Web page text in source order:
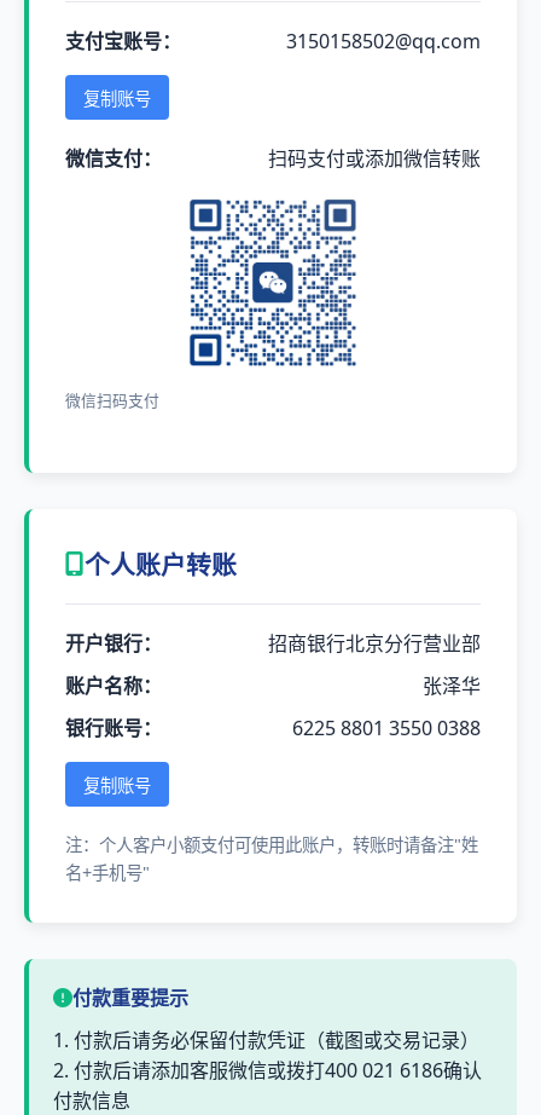
支付宝账号： 3150158502@qq.com
复制账号
微信支付： 扫码支付或添加微信转账
微信扫码支付
个人账户转账
开户银行：
招商银行北京分行营业部
账户名称：
张泽华
银行账号：
6225 8801 3550 0388
复制账号
注：个人客户小额支付可使用此账户，转账时请备注"姓
名+手机号"
付款重要提示
1. 付款后请务必保留付款凭证（截图或交易记录）
2. 付款后请添加客服微信或拨打400 021 6186确认
付款信息